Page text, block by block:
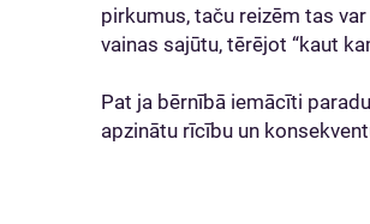
pirkumus, taču reizēm tas
vainas sajūtu, tērējot “kaut
Pat ja bērnībā iemācīti
apzinātu rīcību un